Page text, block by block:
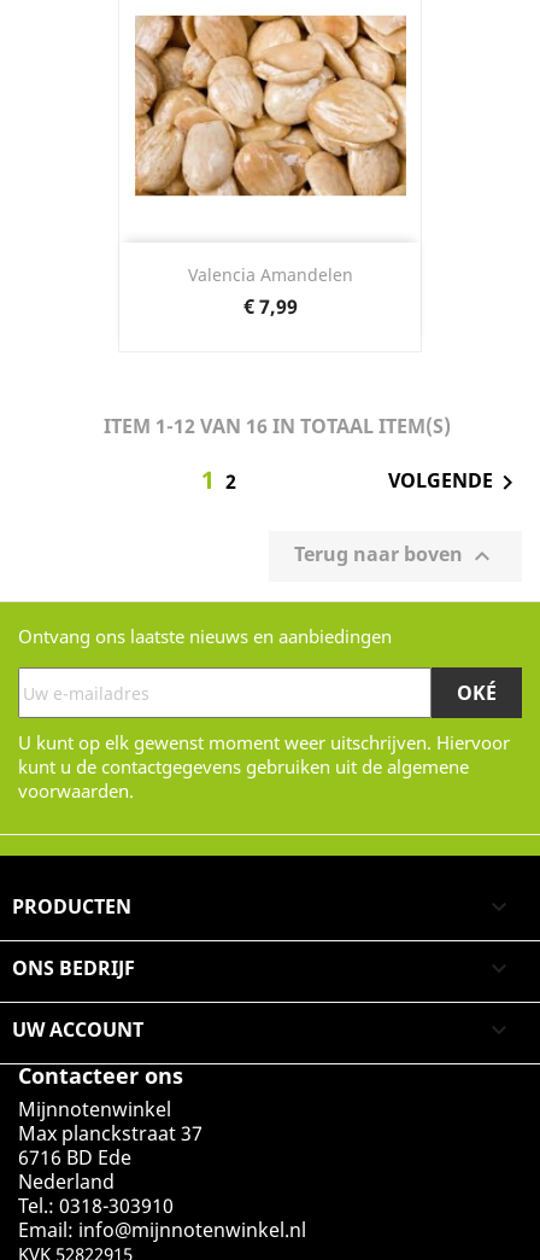
Valencia Amandelen
Prijs
€ 7,99
ITEM 1-12 VAN 16 IN TOTAAL ITEM(S)
1 2 VOLGENDE 
Terug naar boven 
Ontvang ons laatste nieuws en aanbiedingen
U kunt op elk gewenst moment weer uitschrijven. Hiervoor
kunt u de contactgegevens gebruiken uit de algemene
voorwaarden.
PRODUCTEN 
ONS BEDRIJF 
UW ACCOUNT

Contacteer ons
Mijnnotenwinkel
Max planckstraat 37
6716 BD Ede
Nederland
Tel.: 0318-303910
Email: info@mijnnotenwinkel.nl
KVK 52822915